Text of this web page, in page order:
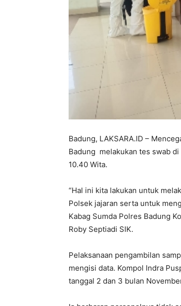
Badung, LAKSARA.ID –
Badung melakukan tes swab di
10.40 Wita.
“Hal ini kita lakukan untuk
Polsek jajaran serta untuk
Kabag Sumda Polres Badung
Roby Septiadi SIK.
Pelaksanaan pengambilan
mengisi data. Kompol Indra
tanggal 2 dan 3 bulan